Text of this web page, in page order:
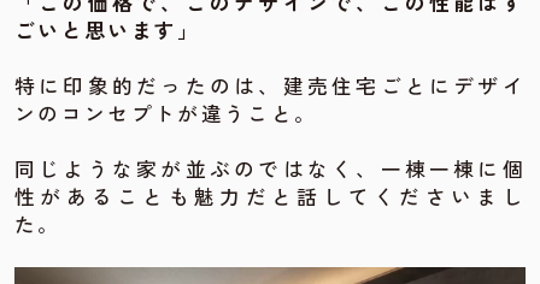
ごいと思います」
特に印象的だったのは、建売住宅ごとにデザイ
ンのコンセプトが違うこと。
同じような家が並ぶのではなく、一棟一棟に個
性があることも魅力だと話してくださいまし
た。